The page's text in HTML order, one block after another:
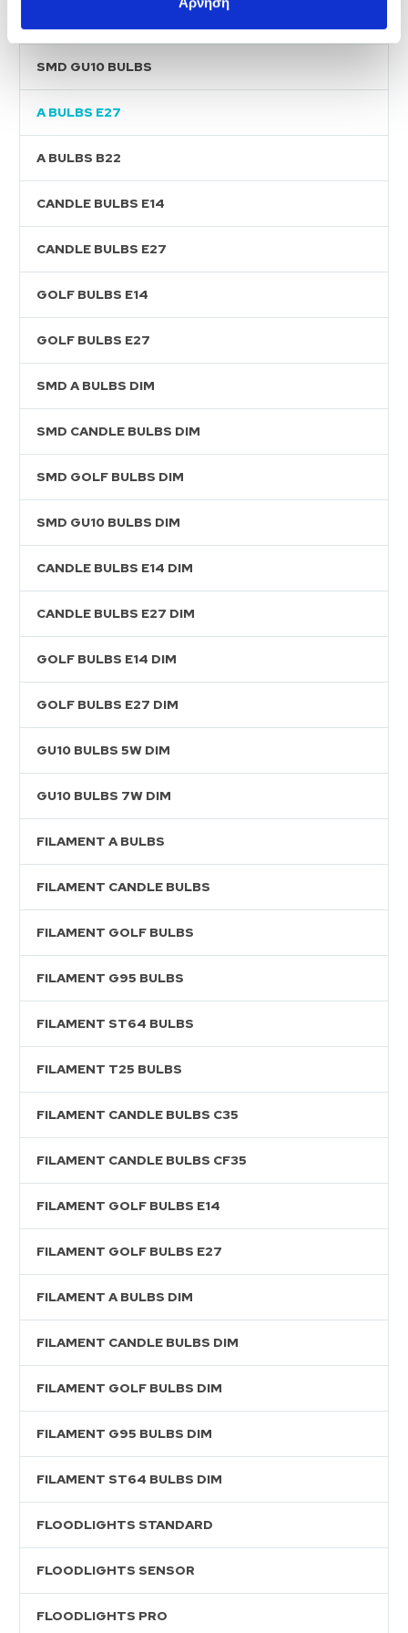
SMD GU10 BULBS
A BULBS E27
A BULBS B22
CANDLE BULBS E14
CANDLE BULBS E27
GOLF BULBS E14
GOLF BULBS E27
SMD A BULBS DIM
SMD CANDLE BULBS DIM
SMD GOLF BULBS DIM
SMD GU10 BULBS DIM
CANDLE BULBS E14 DIM
CANDLE BULBS E27 DIM
GOLF BULBS E14 DIM
GOLF BULBS E27 DIM
GU10 BULBS 5W DIM
GU10 BULBS 7W DIM
FILAMENT A BULBS
FILAMENT CANDLE BULBS
FILAMENT GOLF BULBS
FILAMENT G95 BULBS
FILAMENT ST64 BULBS
FILAMENT T25 BULBS
FILAMENT CANDLE BULBS C35
FILAMENT CANDLE BULBS CF35
FILAMENT GOLF BULBS E14
FILAMENT GOLF BULBS E27
FILAMENT A BULBS DIM
FILAMENT CANDLE BULBS DIM
FILAMENT GOLF BULBS DIM
FILAMENT G95 BULBS DIM
FILAMENT ST64 BULBS DIM
FLOODLIGHTS STANDARD
FLOODLIGHTS SENSOR
FLOODLIGHTS PRO